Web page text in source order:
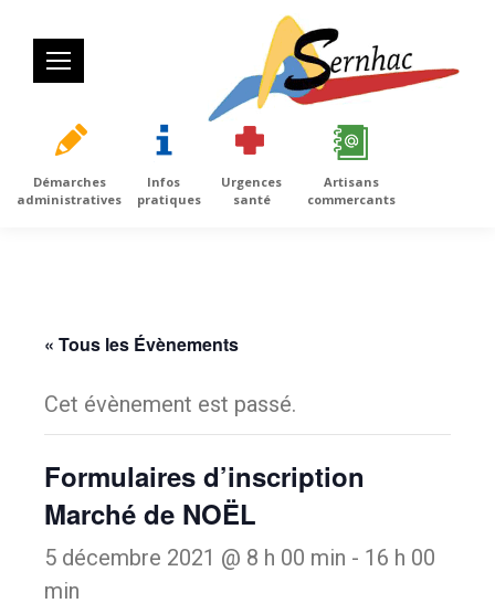
Démarches
administratives
Infos
pratiques
Urgences
santé
Artisans
commercants
« Tous les Évènements
Cet évènement est passé.
Formulaires d’inscription
Marché de NOËL
5 décembre 2021 @ 8 h 00 min - 16 h 00
min